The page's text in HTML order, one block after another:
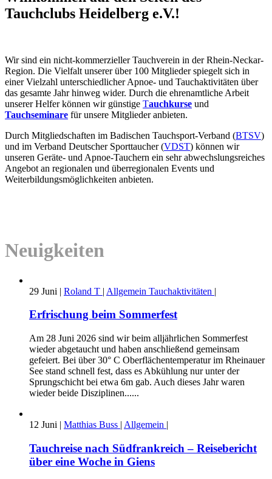
Tauchclubs Heidelberg e.V.!
Wir sind ein nicht-kommerzieller Tauchverein in der Rhein-Neckar-
Region. Die Vielfalt unserer über 100 Mitglieder spiegelt sich in
einer Vielzahl unterschiedlicher Apnoe- und Tauchaktivitäten über
das gesamte Jahr hinweg wider. Durch die ehrenamtliche Arbeit
unserer Helfer können wir günstige Tauchkurse und
Tauchseminare für unsere Mitglieder anbieten.
Durch Mitgliedschaften im Badischen Tauchsport-Verband (BTSV)
und im Verband Deutscher Sporttaucher (VDST) können wir
unseren Geräte- und Apnoe-Tauchern ein sehr abwechslungsreiches
Angebot an regionalen und überregionalen Events und
Weiterbildungsmöglichkeiten anbieten.
Neuigkeiten
29 Juni | Roland T | Allgemein Tauchaktivitäten |
Erfrischung beim Sommerfest
Am 28 Juni 2026 sind wir beim alljährlichen Sommerfest
wieder abgetaucht und haben anschließend gemeinsam
gefeiert. Bei über 30° C Oberflächentemperatur im Rheinauer
See stand schnell fest, dass es Abkühlung nur unter der
Sprungschicht bei etwa 6m gab. Auch dieses Jahr waren
wieder beide Disziplinen......
12 Juni | Matthias Buss | Allgemein |
Tauchreise nach Südfrankreich – Reisebericht
über eine Woche in Giens